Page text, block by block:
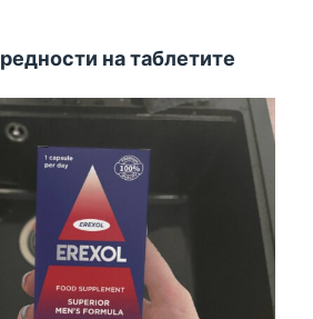
на таблетите